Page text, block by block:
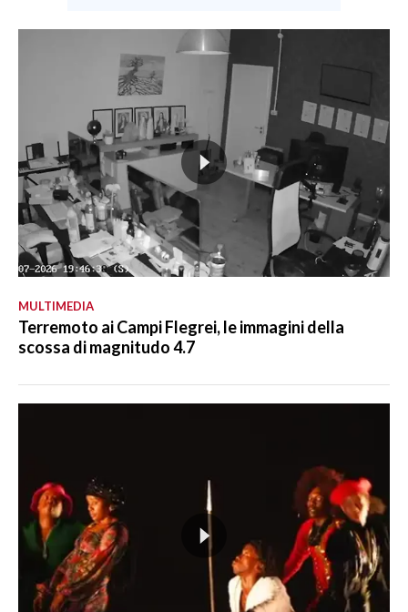
MULTIMEDIA
Terremoto ai Campi Flegrei, le immagini della
scossa di magnitudo 4.7